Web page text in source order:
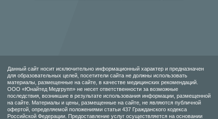
Данный сайт носит исключительно информационный характер и предназначен
для образовательных целей, посетители сайта не должны использовать
материалы, размещенные на сайте, в качестве медицинских рекомендаций.
ООО «Юнайтед Медгрупп» не несет ответственности за возможные
последствия, возникшие в результате использования информации, размещенной
на сайте. Материалы и цены, размещенные на сайте, не являются публичной
офертой, определяемой положениями статьи 437 Гражданского кодекса
Российской Федерации. Предоставление услуг осуществляется на основании